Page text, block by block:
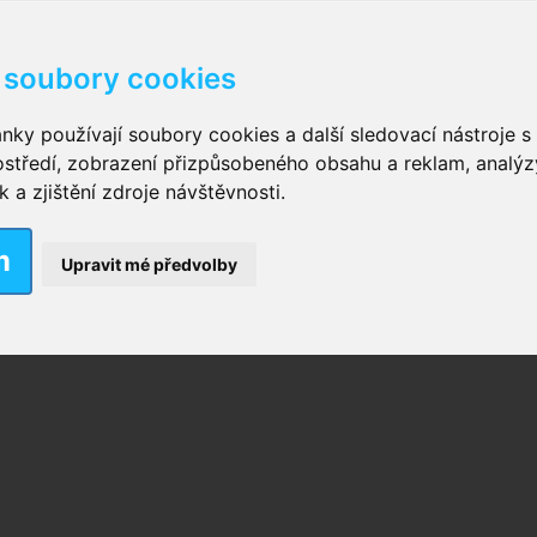
cookies
používají soubory cookies a další sledovací nástroje s
zobrazení přizpůsobeného obsahu a reklam,
a zjištění zdroje návštěvnosti.
Upravit mé předvolby
kalhotky zalepovací ,Inkontinenční kalhotky
vložky pro muže
plavky,Dámské inkontinenční plavky
641
039